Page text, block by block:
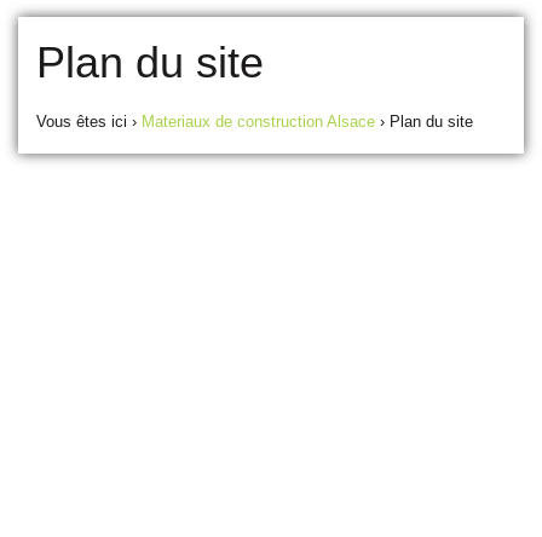
Plan du site
Vous êtes ici › Materiaux de construction Alsace › Plan du site